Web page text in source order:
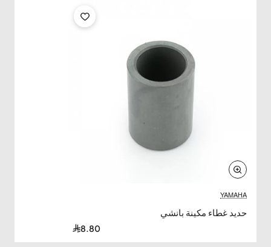
YAMAHA
حديد غطاء مكينة بانشي
8.80